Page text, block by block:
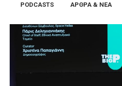
PODCASTS ΆΡΘΡΑ & ΝΈΑ